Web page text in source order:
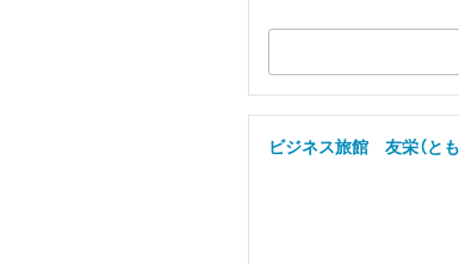
ビジネス旅館 友栄（とも